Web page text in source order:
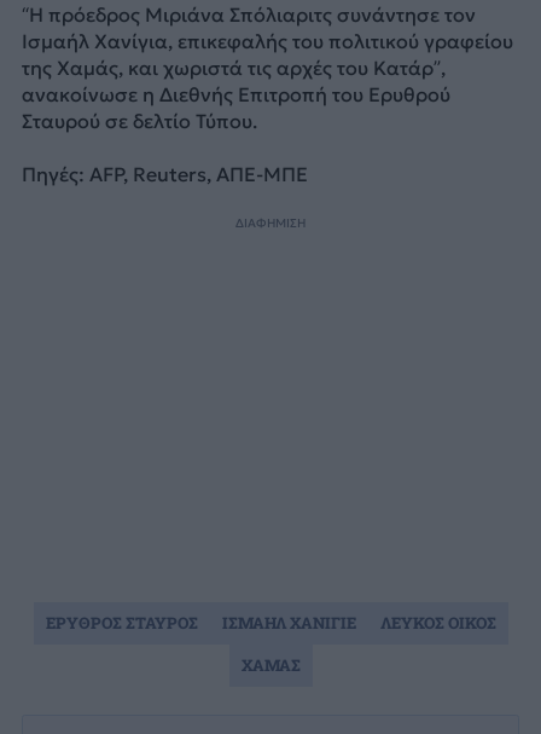
“Η πρόεδρος Μιριάνα Σπόλιαριτς συνάντησε τον
Ισμαήλ Χανίγια, επικεφαλής του πολιτικού γραφείου
της Χαμάς, και χωριστά τις αρχές του Κατάρ”,
ανακοίνωσε η Διεθνής Επιτροπή του Ερυθρού
Σταυρού σε δελτίο Τύπου.
Πηγές: AFP, Reuters, ΑΠΕ-ΜΠΕ
ΔΙΑΦΗΜΙΣΗ
ΕΡΥΘΡΟΣ ΣΤΑΥΡΟΣ ΙΣΜΑΗΛ ΧΑΝΙΓΙΕ
ΛΕΥΚΟΣ ΟΙΚΟΣ
ΧΑΜΑΣ